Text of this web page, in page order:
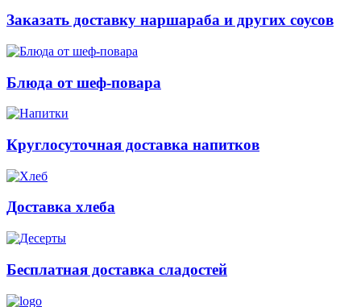
Заказать доставку наршараба и других соусов
Блюда от шеф-повара
Круглосуточная доставка напитков
Доставка хлеба
Бесплатная доставка сладостей